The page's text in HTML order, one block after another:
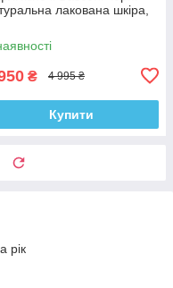
лакована шкіра,
₴ 4 995 ₴
Купити
рік